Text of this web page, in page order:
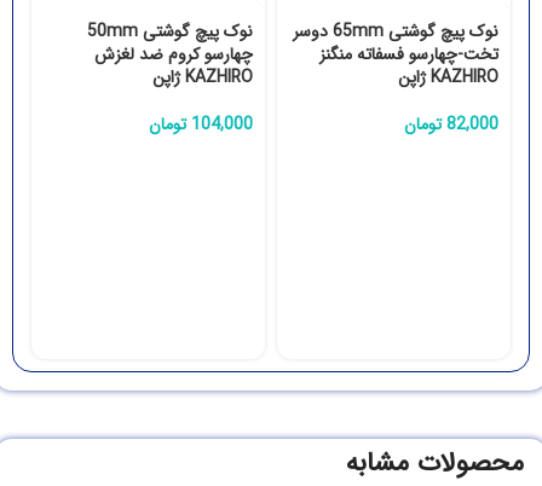
نوک پیچ گوشتی 65mm دوسر
تخت-چهارسو فسفاته منگنز
KAZHIRO ژاپن
82,000تومان
نوک پیچ گوشتی 50mm
چهارسو کروم ضد لغزش
KAZHIRO ژاپن
104,000 تومان
محصولات مشابه